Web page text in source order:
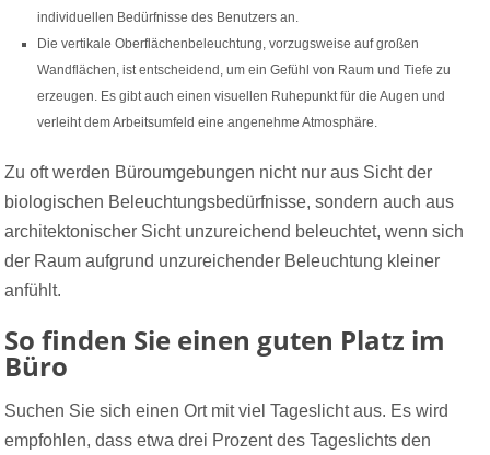
individuellen Bedürfnisse des Benutzers an.
Die vertikale Oberflächenbeleuchtung, vorzugsweise auf großen
Wandflächen, ist entscheidend, um ein Gefühl von Raum und Tiefe zu
erzeugen. Es gibt auch einen visuellen Ruhepunkt für die Augen und
verleiht dem Arbeitsumfeld eine angenehme Atmosphäre.
Zu oft werden Büroumgebungen nicht nur aus Sicht der
biologischen Beleuchtungsbedürfnisse, sondern auch aus
architektonischer Sicht unzureichend beleuchtet, wenn sich
der Raum aufgrund unzureichender Beleuchtung kleiner
anfühlt.
So finden Sie einen guten Platz im
Büro
Suchen Sie sich einen Ort mit viel Tageslicht aus. Es wird
empfohlen, dass etwa drei Prozent des Tageslichts den